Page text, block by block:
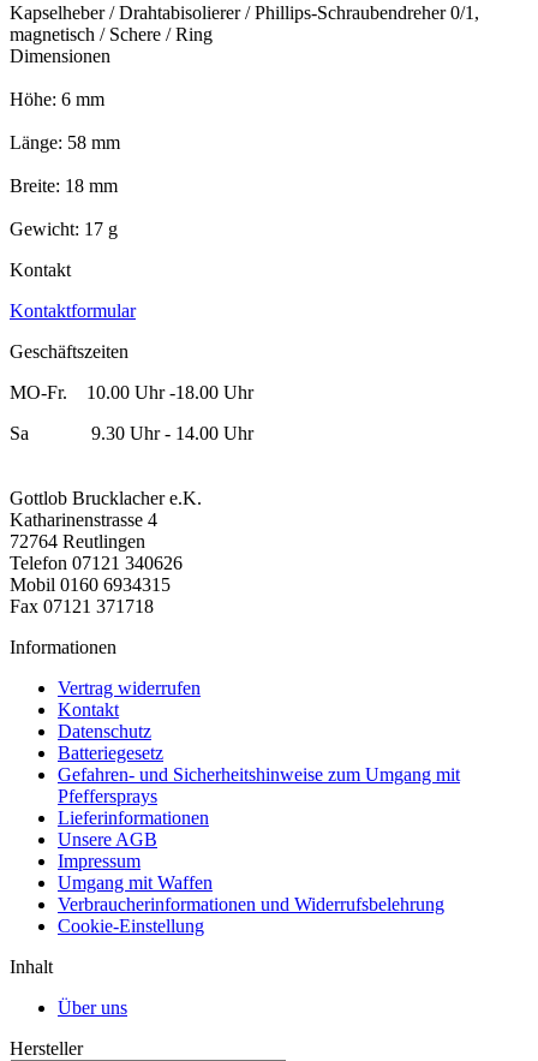
Kapselheber / Drahtabisolierer / Phillips-Schraubendreher 0/1,
magnetisch / Schere / Ring
Dimensionen
Höhe: 6 mm
Länge: 58 mm
Breite: 18 mm
Gewicht: 17 g
Kontakt
Kontaktformular
Geschäftszeiten
MO-Fr. 10.00 Uhr -18.00 Uhr
Sa 9.30 Uhr - 14.00 Uhr
Gottlob Brucklacher e.K.
Katharinenstrasse 4
72764 Reutlingen
Telefon 07121 340626
Mobil 0160 6934315
Fax 07121 371718
Informationen
Vertrag widerrufen
Kontakt
Datenschutz
Batteriegesetz
Gefahren- und Sicherheitshinweise zum Umgang mit
Pfeffersprays
Lieferinformationen
Unsere AGB
Impressum
Umgang mit Waffen
Verbraucherinformationen und Widerrufsbelehrung
Cookie-Einstellung
Inhalt
Über uns
Hersteller